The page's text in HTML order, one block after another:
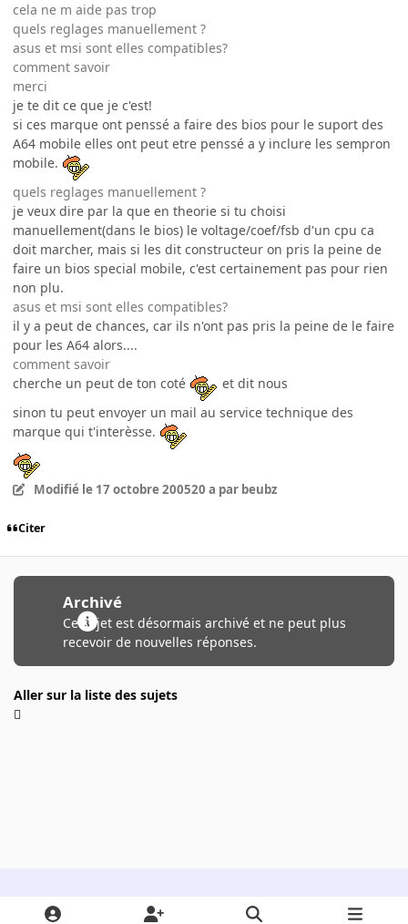
cela ne m aide pas trop
quels reglages manuellement ?
asus et msi sont elles compatibles?
comment savoir
merci
je te dit ce que je c'est!
si ces marque ont penssé a faire des bios pour le suport des
A64 mobile elles ont peut etre penssé a y inclure les sempron
mobile.
quels reglages manuellement ?
je veux dire par la que en theorie si tu choisi
manuellement(dans le bios) le voltage/coef/fsb d'un cpu ca
doit marcher, mais si les dit constructeur on pris la peine de
faire un bios special mobile, c'est certainement pas pour rien
non plu.
asus et msi sont elles compatibles?
il y a peut de chances, car ils n'ont pas pris la peine de le faire
pour les A64 alors....
comment savoir
cherche un peut de ton coté
et dit nous
sinon tu peut envoyer un mail au service technique des
marque qui t'interèsse.
Modifié le 17 octobre 200520 a par beubz
Citer
Archivé
Ce sujet est désormais archivé et ne peut plus
recevoir de nouvelles réponses.
Aller sur la liste des sujets
Light ModeDark ModeSystem Preference